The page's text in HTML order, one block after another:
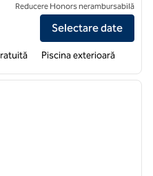
Hampton Inn and Suites by
Reducere Honors nerambursabilă
Selectare date
Piscina exterioară